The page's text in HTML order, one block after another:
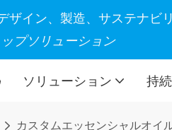
イン、製造、サステナビ
プソリューション
ソリューション 持
カスタムエッセンシャルオイ